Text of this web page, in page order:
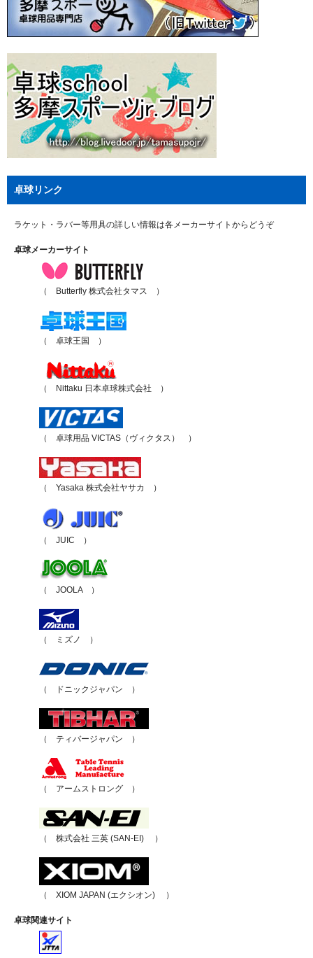
卓球リンク
ラケット・ラバー等用具の詳しい情報は各メーカーサイトからどうぞ
卓球メーカーサイト
（ Butterfly 株式会社タマス ）
（ 卓球王国 ）
（ Nittaku 日本卓球株式会社 ）
（ 卓球用品 VICTAS（ヴィクタス） ）
（ Yasaka 株式会社ヤサカ ）
（ JUIC ）
（ JOOLA ）
（ ミズノ ）
（ ドニックジャパン ）
（ ティバージャパン ）
（ アームストロング ）
（ 株式会社 三英 (SAN-EI) ）
（ XIOM JAPAN (エクシオン) ）
卓球関連サイト